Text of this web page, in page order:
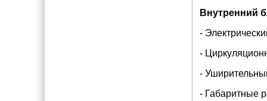
Внутренний
-
-
-
- Габаритные